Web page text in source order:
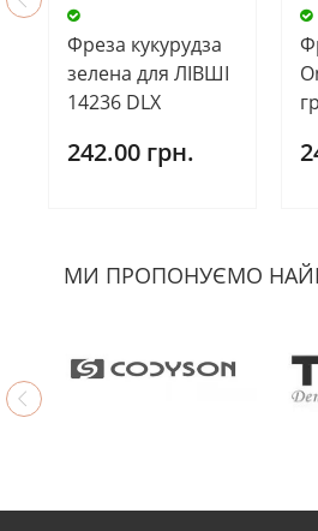
Фреза кукурудза
зелена для ЛІВШІ
14236 DLX
242.00 грн.
МИ ПРОПОНУЄМО